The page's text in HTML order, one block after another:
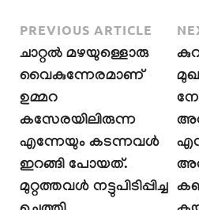
PREVIOUS ARTICLE
ചാറ്റൽ മഴയുള്ളൊരു
വൈകുന്നേരമാണ്
ഉമ്മറ
കസേരയിലിരുന്ന
എന്നേയും കടന്നവൾ
ഇറങ്ങി പോയത്.
മുറ്റത്തവൾ നട്ടുപിടിപ്പിച്ച